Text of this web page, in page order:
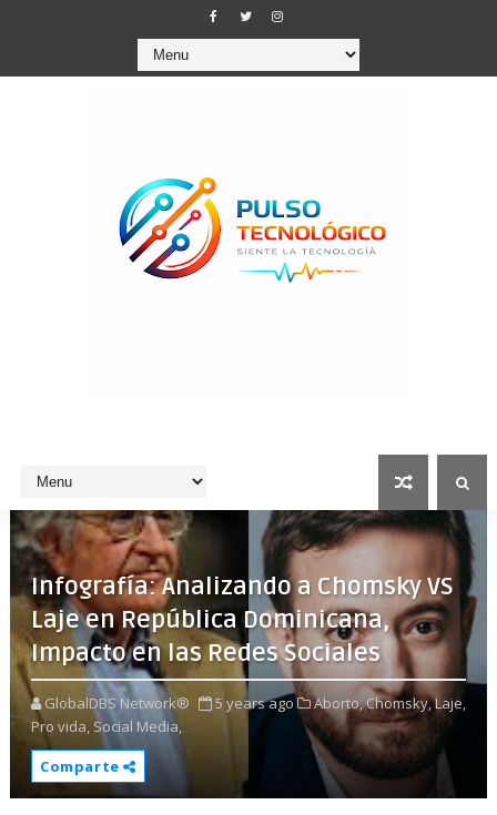
Infografía: Analizando a Chomsky VS
Laje en República Dominicana,
Impacto en las Redes Sociales
GlobalDBS Network® 5 years ago Aborto,Chomsky,Laje,
Pro vida, Social Media,
Comparte